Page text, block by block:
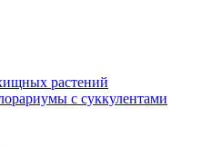
растений
с суккулентами